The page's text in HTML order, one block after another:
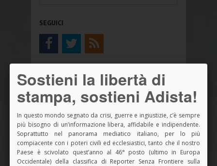
SEGUICI
NOVITÀ ADISTA LIBRI
Sostieni la libertà di
stampa, sostieni Adista!
In questo mondo segnato da crisi, guerre e ingiustizie, c’è sempre
più bisogno di un’informazione libera, affidabile e indipendente.
Soprattutto nel panorama mediatico italiano, per lo più
compiacente con i poteri civili ed ecclesiastici, tanto che il nostro
Paese è scivolato quest’anno al 46° posto (ultimo in Europa
Occidentale) della classifica di Reporter Senza Frontiere sulla